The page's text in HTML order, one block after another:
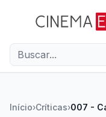
Início›Críticas›007 -